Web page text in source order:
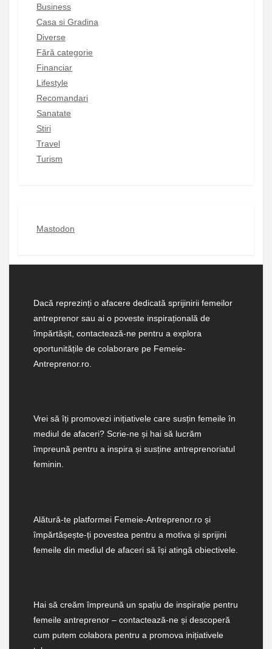
Business
Casa si Gradina
Diverse
Fără categorie
Financiar
Lifestyle
Recomandari
Sanatate
Stiri
Travel
Turism
Mastodon
Dacă reprezinți o afacere dedicată sprijinirii femeilor
antreprenor sau ai o poveste inspirațională de
împărtășit, contactează-ne pentru a explora
oportunitățile de colaborare pe Femeie-
Antreprenor.ro.
Vrei să îți promovezi inițiativele care susțin femeile în
mediul de afaceri? Scrie-ne și hai să lucrăm
împreună pentru a inspira și susține antreprenoriatul
feminin.
Alătură-te platformei Femeie-Antreprenor.ro și
împărtășește-ți povestea pentru a motiva și sprijini
femeile din mediul de afaceri să își atingă obiectivele.
Hai să creăm împreună un spațiu de inspirație pentru
femeile antreprenor – contactează-ne și descoperă
cum putem colabora pentru a promova inițiativele